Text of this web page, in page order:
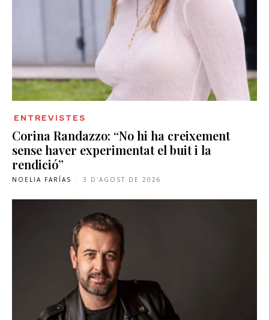
ENTREVISTES
Corina Randazzo: “No hi ha creixement
sense haver experimentat el buit i la
rendició”
NOELIA FARÍAS - 3 D'AGOST DE 2026